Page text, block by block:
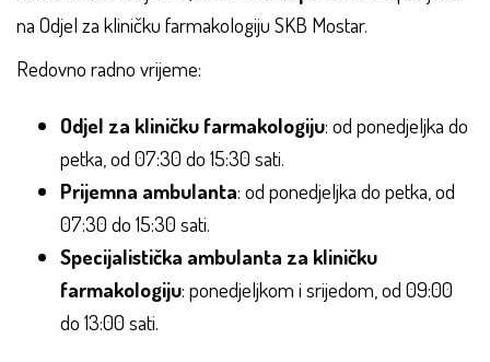
na Odjel za kliničku farmakologiju SKB Mostar.
Redovno radno vrijeme:
Odjel za kliničku farmakologiju: od ponedjeljka do
petka, od 07:30 do 15:30 sati.
Prijemna ambulanta: od ponedjeljka do petka, od
07:30 do 15:30 sati.
Specijalistička ambulanta za kliničku
farmakologiju: ponedjeljkom i srijedom, od 09:00
do 13:00 sati.